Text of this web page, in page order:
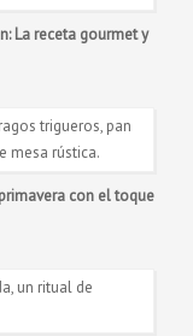
La receta gourmet y
con el toque